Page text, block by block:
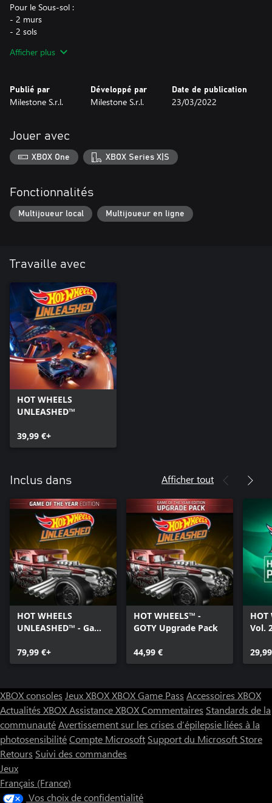
Pour le Sous-sol :
- 2 murs
- 2 sols
- 1 décoration
Pour le profil Unleashed :
- 1 arrière-plan
Ce DLC est inclus dans le HOT WHEELS™ Pass Vol. 2
Afficher plus
Publié par
Milestone S.r.l.
Développé par
Milestone S.r.l.
Date de publication
23/03/2022
Jouer avec
XBOX One XBOX Series X|S
Fonctionnalités
Multijoueur local Multijoueur en ligne
Travaille avec
HOT WHEELS
UNLEASHED™
39,99 €+
Inclus dans Afficher tout
HOT WHEELS
UNLEASHED™ - Game
79,99 €+
HOT WHEELS™ -
GOTY Upgrade Pack
44,99 €
HOT
Vol.
XBOX consoles Jeux XBOXXBOX Game Pass Accessoires XBOX
Actualités XBOXAssistance XBOXCommentaires Standards de la
communautéAvertissement sur les crises d’épilepsie liées à la
photosensibilitéCompte Microsoft Support du Microsoft Store
Retours Suivi des commandes
Jeux
Français (France)
Vos choix de confidentialité